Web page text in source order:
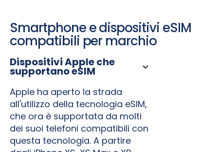
Smartphone e dispositivi eSIM
compatibili per marchio
Dispositivi Apple che
supportano eSIM
Apple ha aperto la strada
all'utilizzo della tecnologia eSIM,
che ora è supportata da molti
dei suoi telefoni compatibili con
questa tecnologia. A partire